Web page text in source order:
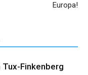
Europa!
Finkenberg